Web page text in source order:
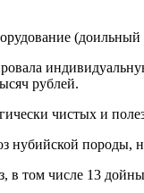
рублей.
чистых и
нубийской
в том числе 13